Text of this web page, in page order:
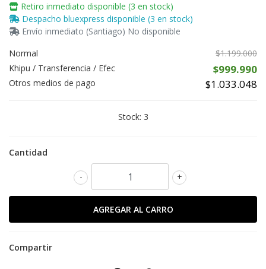
Retiro inmediato disponible (3 en stock)
Despacho bluexpress disponible (3 en stock)
Envío inmediato (Santiago) No disponible
Normal
$1.199.000
Khipu / Transferencia / Efec
$999.990
Otros medios de pago $1.033.048
Stock: 3
Cantidad
+
-
Compartir